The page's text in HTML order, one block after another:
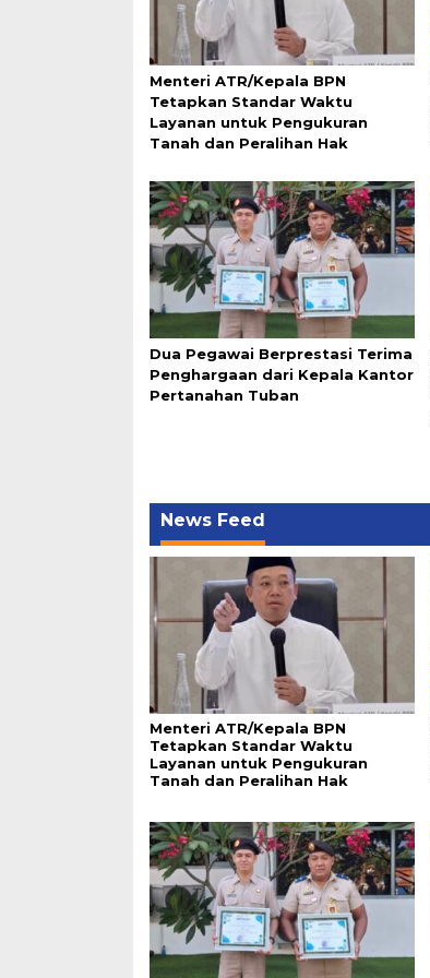
Menteri ATR/Kepala BPN
Tetapkan Standar Waktu
Layanan untuk Pengukuran
Tanah dan Peralihan Hak
Dua Pegawai Berprestasi Terima
Penghargaan dari Kepala Kantor
Pertanahan Tuban
News Feed
Menteri ATR/Kepala BPN
Tetapkan Standar Waktu
Layanan untuk Pengukuran
Tanah dan Peralihan Hak